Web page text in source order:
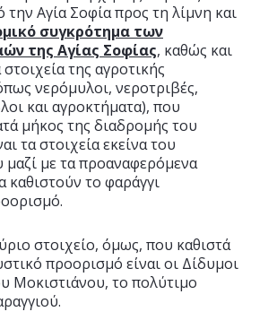
Αγία Σοφία προς τη λίμνη και
συγκρότημα των
της Αγίας Σοφίας, καθώς και
της αγροτικής
νερόμυλοι, νεροτριβές,
και αγροκτήματα), που
μήκος της διαδρομής του
τα στοιχεία εκείνα του
μαζί με τα προαναφερόμενα
καθιστούν το φαράγγι
στοιχείο, όμως, που καθιστά
προορισμό είναι οι Δίδυμοι
Μοκιστιάνου, το πολύτιμο